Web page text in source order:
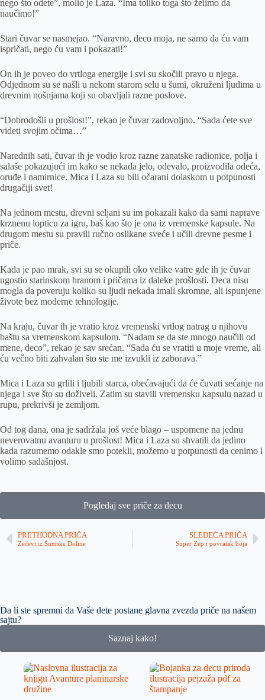
nego što odete”, molio je Laza. “Ima toliko toga što želimo da
naučimo!”
Stari čuvar se nasmejao. “Naravno, deco moja, ne samo da ću vam
ispričati, nego ću vam i pokazati!”
On ih je poveo do vrtloga energije i svi su skočili pravo u njega.
Odjednom su se našli u nekom starom selu u šumi, okruženi ljudima u
drevnim nošnjama koji su obavljali razne poslove.
“Dobrodošli u prošlost!”, rekao je čuvar zadovoljno. “Sada ćete sve
videti svojim očima…”
Narednih sati, čuvar ih je vodio kroz razne zanatske radionice, polja i
salaše pokazujući im kako se nekada jelo, odevalo, proizvodila odeća,
oruđe i namirnice. Mica i Laza su bili očarani dolaskom u potpunosti
drugačiji svet!
Na jednom mestu, drevni seljani su im pokazali kako da sami naprave
krznenu lopticu za igru, baš kao što je ona iz vremenske kapsule. Na
drugom mestu su pravili ručno oslikane sveće i učili drevne pesme i
priče.
Kada je pao mrak, svi su se okupili oko velike vatre gde ih je čuvar
ugostio starinskom hranom i pričama iz daleke prošlosti. Deca nisu
mogla da poveruju koliko su ljudi nekada imali skromne, ali ispunjene
živote bez moderne tehnologije.
Na kraju, čuvar ih je vratio kroz vremenski vrtlog natrag u njihovu
baštu sa vremenskom kapsulom. “Nadam se da ste mnogo naučili od
mene, deco”, rekao je sav srećan. “Sada ću se vratiti u moje vreme, ali
ću večno biti zahvalan što ste me izvukli iz zaborava.”
Mica i Laza su grlili i ljubili starca, obećavajući da će čuvati sećanje na
njega i sve što su doživeli. Zatim su stavili vremensku kapsulu nazad u
rupu, prekrivši je zemljom.
Od tog dana, ona je sadržala još veće blago – uspomene na jednu
neverovatnu avanturu u prošlost! Mica i Laza su shvatili da jedino
kada razumemo odakle smo potekli, možemo u potpunosti da cenimo i
volimo sadašnjost.
Pogledaj sve priče za decu
PRETHODNA PRIČA
Zečevi iz Šumske Doline
SLEDEĆA PRIČA
Super Zep i povratak boja
Da li ste spremni da Vaše dete postane glavna zvezda priče na našem
sajtu?
Saznaj kako!